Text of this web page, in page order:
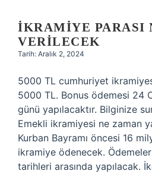
İKRAMIYE PARASI
VERILECEK
Tarih: Aralık 2, 2024
5000 TL cumhuriyet
5000 TL. Bonus ödemesi 24
günü yapılacaktır. Bilginize
Emekli ikramiyesi ne zaman
Kurban Bayramı öncesi 16
ikramiye ödenecek.
tarihleri ​​arasında yapılacak.